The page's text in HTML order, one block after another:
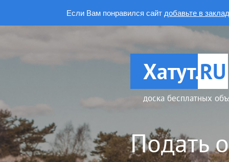
Если Вам понравился сайт добавьте в
Хатут.RU
доска бесплатных
Подать